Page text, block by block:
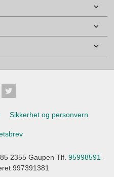
Sikkerhet og personvern
2355 Gaupen Tlf. 95998591 -
997391381